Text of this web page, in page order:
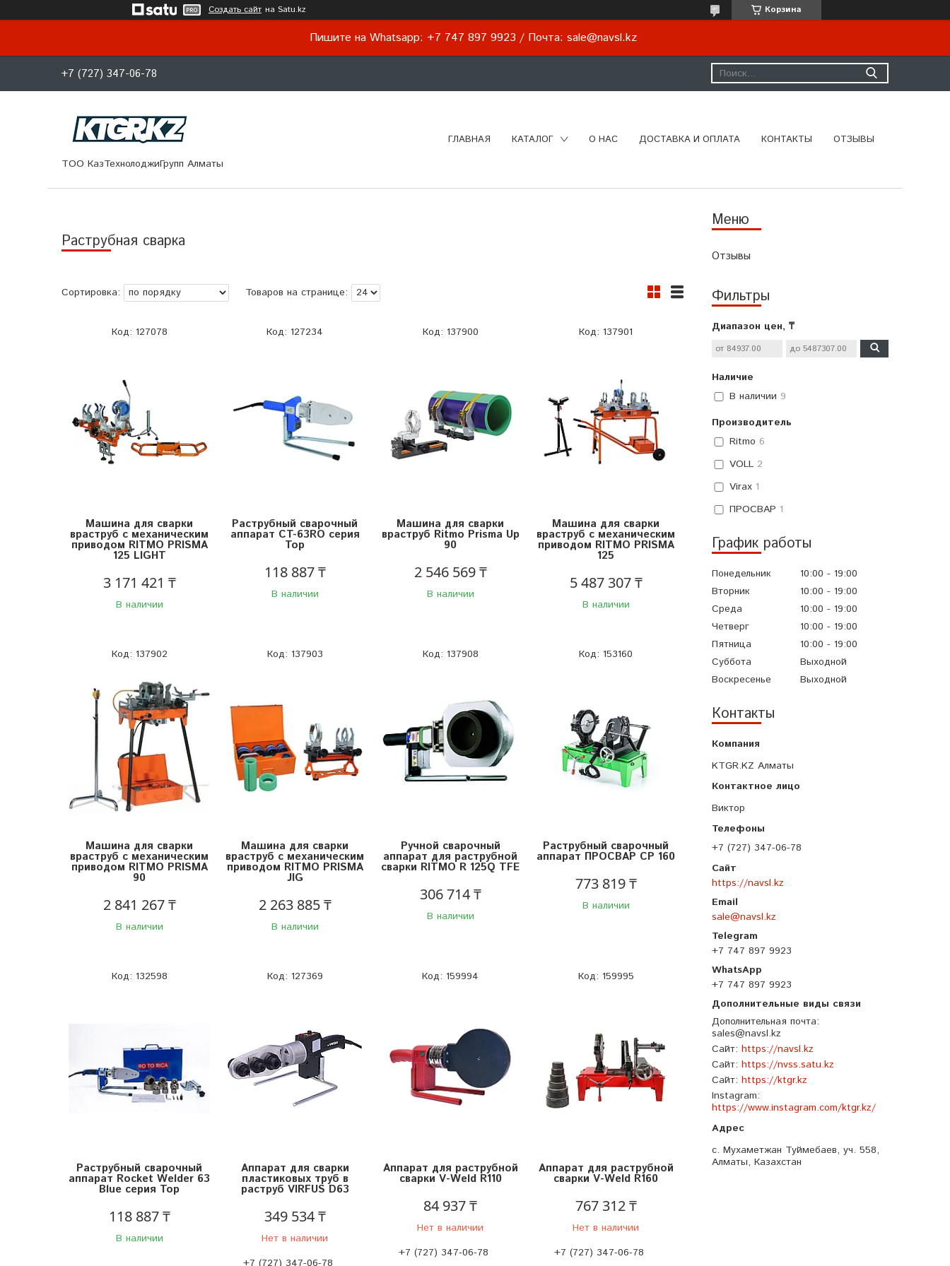
Создать сайт на Satu.kz Корзина
Пишите на Whatsapp: +7 747 897 9923 / Почта: sale@navsl.kz
+7 (727) 347-06-78
ТОО КазТехнолоджиГрупп Алматы
ГЛАВНАЯ КАТАЛОГ О НАС ДОСТАВКА И ОПЛАТА КОНТАКТЫ ОТЗЫВЫ
Отзывы
Фильтры
Диапазон цен, ₸
Наличие
В наличии 9
Производитель
Ritmo 6
VOLL 2
Virax 1
ПРОСВАР 1
График работы
Понедельник 10:00
19:00
Вторник
10:00
19:00
Среда
10:00
19:00
Четверг
10:00
19:00
Пятница
10:00
19:00
Суббота
Выходной
Воскресенье
Выходной
Контакты
KTGR.KZ Алматы
Виктор
+7 (727) 347-06-78
https://navsl.kz
sale@navsl.kz
+7 747 897 9923
+7 747 897 9923
Дополнительная почта
sales@navsl.kz
Сайт https://navsl.kz
Сайт https://nvss.satu.kz
Сайт https://ktgr.kz
Instagram
https://www.instagram.com/ktgr.kz/
с. Мухаметжан Туймебаев, уч. 558,
Алматы, Казахстан
Раструбная сварка
127078
Машина для сварки
враструб с механическим
приводом RITMO PRISMA
125 LIGHT
3 171 421 ₸
В наличии
127234
Раструбный сварочный
аппарат CT-63RO серия
Top
118 887 ₸
В наличии
137900
Машина для сварки
враструб Ritmo Prisma Up
90
2 546 569 ₸
В наличии
137901
Машина для сварки
враструб с механическим
приводом RITMO PRISMA
125
5 487 307 ₸
В наличии
137902
Машина для сварки
враструб с механическим
приводом RITMO PRISMA
90
2 841 267 ₸
В наличии
137903
Машина для сварки
враструб с механическим
приводом RITMO PRISMA
JIG
2 263 885 ₸
В наличии
137908
Ручной сварочный
аппарат для раструбной
сварки RITMO R 125Q TFE
306 714 ₸
В наличии
153160
Раструбный сварочный
аппарат ПРОСВАР СР 160
773 819 ₸
В наличии
132598
Раструбный сварочный
аппарат Rocket Welder 63
Blue серия Top
118 887 ₸
В наличии
127369
Аппарат для сварки
пластиковых труб в
раструб VIRFUS D63
349 534 ₸
Нет в наличии
+7 (727) 347-06-78
159994
Аппарат для раструбной
сварки V-Weld R110
84 937 ₸
Нет в наличии
+7 (727) 347-06-78
159995
Аппарат для раструбной
сварки V-Weld R160
767 312 ₸
Нет в наличии
+7 (727) 347-06-78